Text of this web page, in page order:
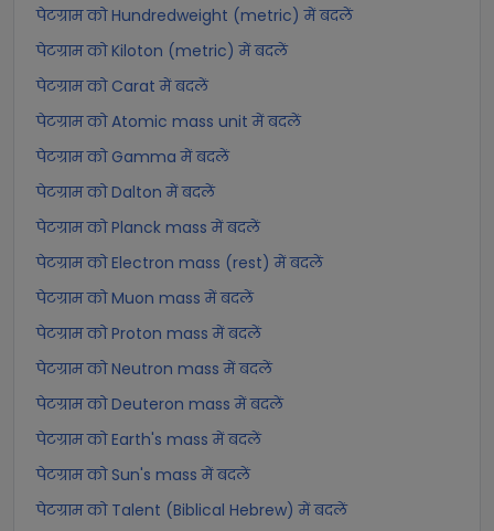
पेटग्राम को Hundredweight (metric) में बदलें
पेटग्राम को Kiloton (metric) में बदलें
पेटग्राम को Carat में बदलें
पेटग्राम को Atomic mass unit में बदलें
पेटग्राम को Gamma में बदलें
पेटग्राम को Dalton में बदलें
पेटग्राम को Planck mass में बदलें
पेटग्राम को Electron mass (rest) में बदलें
पेटग्राम को Muon mass में बदलें
पेटग्राम को Proton mass में बदलें
पेटग्राम को Neutron mass में बदलें
पेटग्राम को Deuteron mass में बदलें
पेटग्राम को Earth's mass में बदलें
पेटग्राम को Sun's mass में बदलें
पेटग्राम को Talent (Biblical Hebrew) में बदलें